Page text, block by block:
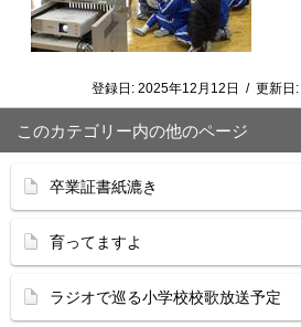
登録日: 2025年12月12日 / 更新日:
このカテゴリー内の他のページ
卒業証書紙漉き
育ってますよ
ラジオで巡る小学校校歌放送予定